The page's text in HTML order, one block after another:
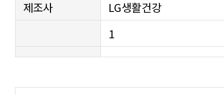
제조사
LG생활건강
1